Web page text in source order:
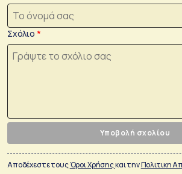
Σχόλιο
Υποβολή σχολίου
Αποδέχεστε τουςΌροι Χρήσηςκαι τηνΠολιτικη